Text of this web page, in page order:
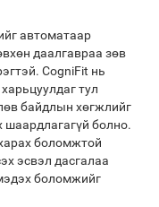
автоматаар
даалгавраа зөв
CogniFit нь
тул
байдлын хөгжлийг
шаардлагагүй болно.
боломжтой
эсвэл дасгалаа
боломжийг